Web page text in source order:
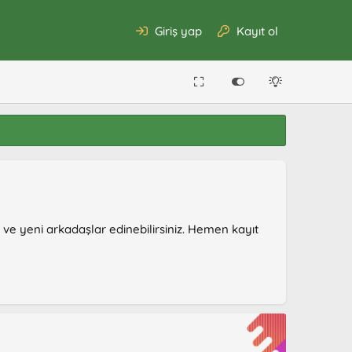
Giriş yap Kayıt ol
yeni arkadaşlar edinebilirsiniz. Hemen kayıt